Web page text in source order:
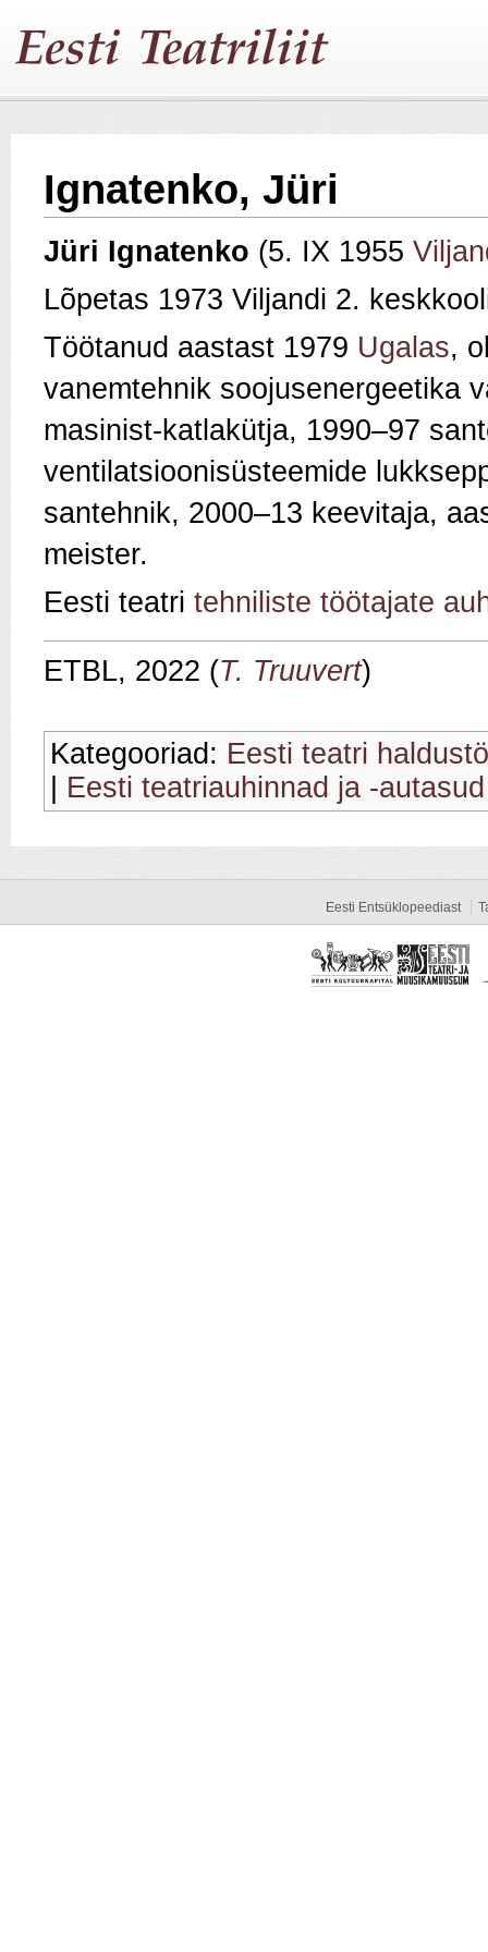
Ignatenko, Jüri
Jüri Ignatenko (5. IX 1955
Lõpetas 1973 Viljandi 2.
Töötanud aastast 1979 Ugalas,
vanemtehnik soojusenergeetika
masinist-katlakütja, 1990–97
ventilatsioonisüsteemide
santehnik, 2000–13 keevitaja,
meister.
Eesti teatri tehniliste töötajate
ETBL, 2022 (T. Truuvert)
Kategooriad: Eesti teatri
Eesti teatriauhinnad ja -autasud
Eesti Entsüklopeediast